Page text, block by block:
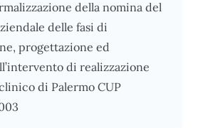
della nomina del
delle fasi di
progettazione ed
di realizzazione
di Palermo CUP